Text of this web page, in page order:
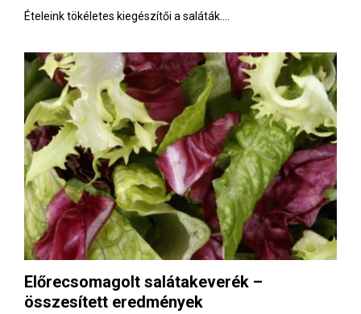
U
Ételeink tökéletes kiegészítői a saláták....
Előrecsomagolt salátakeverék –
összesített eredmények